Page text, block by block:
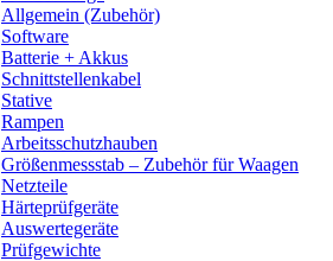
Allgemein (Zubehör)
Software
Batterie + Akkus
Schnittstellenkabel
Stative
Rampen
Arbeitsschutzhauben
Größenmessstab – Zubehör für Waagen
Netzteile
Härteprüfgeräte
Auswertegeräte
Prüfgewichte